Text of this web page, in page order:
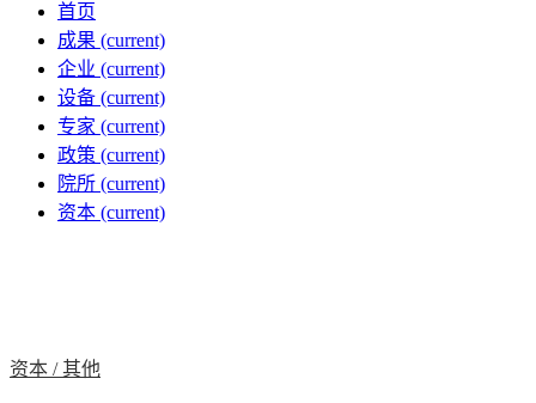
首页
成果 (current)
企业 (current)
设备 (current)
专家 (current)
政策 (current)
院所 (current)
资本 (current)
资本 /其他